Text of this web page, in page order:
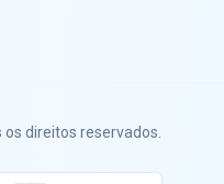
os direitos reservados.